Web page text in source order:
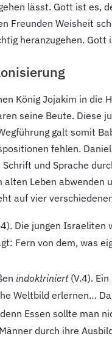
lässt. Gott ist es,
Freunden Weisheit
heranzugehen.
König Jojakim in die
seine Beute. Diese
galt somit
fehlen.
und Sprache
Leben
auf vier
). Die jungen Israeliten
Fern von dem, was
indoktriniert(V.4).
Weltbild erlernen…
Essen sollte man
durch ihre